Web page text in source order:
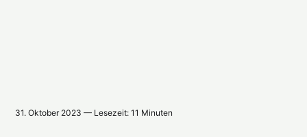
31. Oktober 2023 — Lesezeit: 11 Minuten